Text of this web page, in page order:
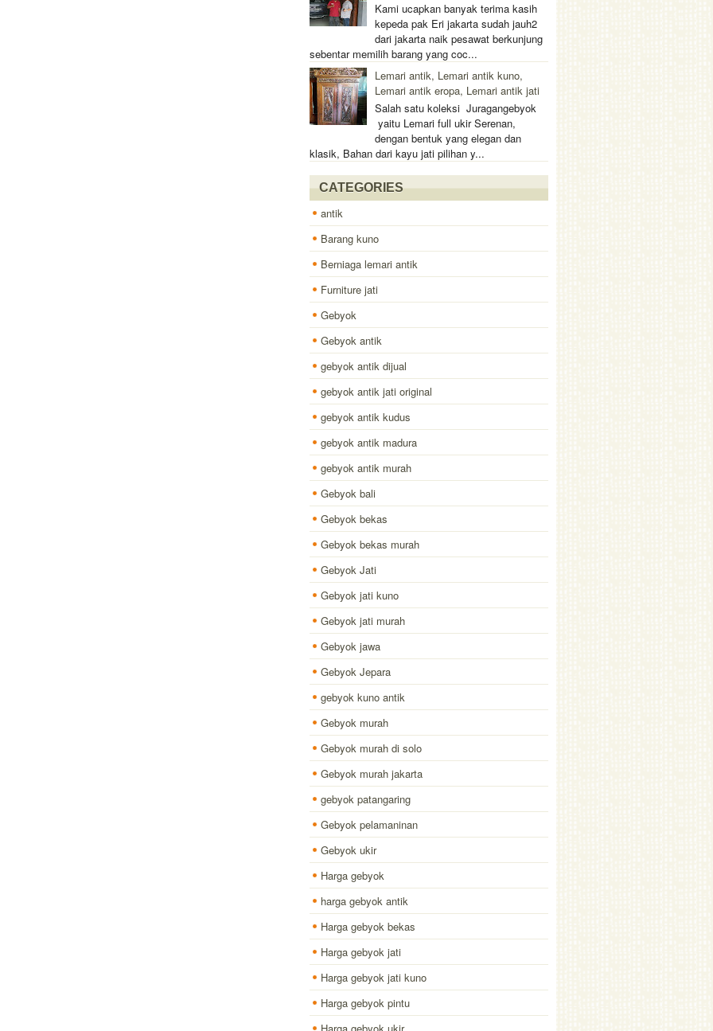
Kami ucapkan banyak terima kasih
kepeda pak Eri jakarta sudah jauh2
dari jakarta naik pesawat berkunjung
sebentar memilih barang yang coc...
Lemari antik, Lemari antik kuno,
Lemari antik eropa, Lemari antik jati
Salah satu koleksi Juragangebyok
yaitu Lemari full ukir Serenan,
dengan bentuk yang elegan dan
klasik, Bahan dari kayu jati pilihan y...
CATEGORIES
antik
Barang kuno
Berniaga lemari antik
Furniture jati
Gebyok
Gebyok antik
gebyok antik dijual
gebyok antik jati original
gebyok antik kudus
gebyok antik madura
gebyok antik murah
Gebyok bali
Gebyok bekas
Gebyok bekas murah
Gebyok Jati
Gebyok jati kuno
Gebyok jati murah
Gebyok jawa
Gebyok Jepara
gebyok kuno antik
Gebyok murah
Gebyok murah di solo
Gebyok murah jakarta
gebyok patangaring
Gebyok pelamaninan
Gebyok ukir
Harga gebyok
harga gebyok antik
Harga gebyok bekas
Harga gebyok jati
Harga gebyok jati kuno
Harga gebyok pintu